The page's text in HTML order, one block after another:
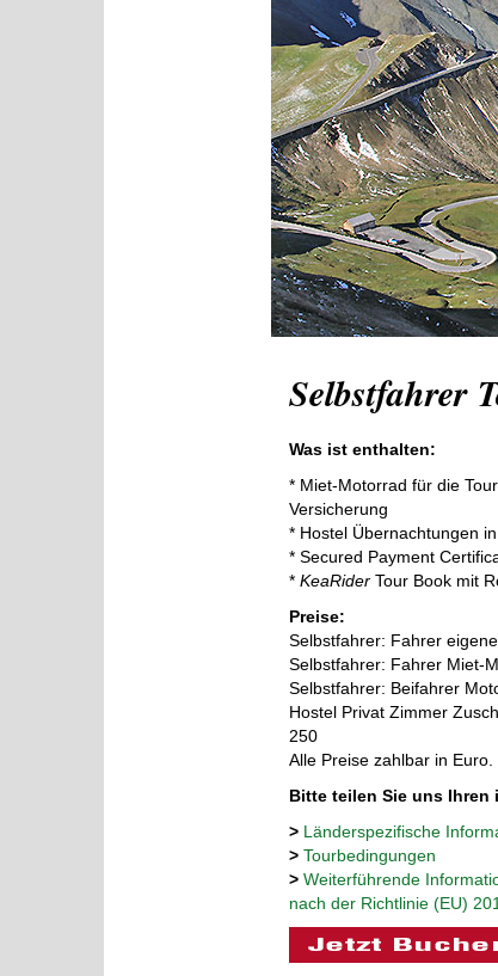
Selbstfahrer
Was ist enthalten:
* Miet-Motorrad für die
Versicherung
* Hostel Übernachtungen
* Secured Payment
* KeaRider Tour Book mit
Preise:
Selbstfahrer: Fahrer
Selbstfahrer: Fahrer Miet-
Selbstfahrer: Beifahrer
Hostel Privat Zimmer
250
Alle Preise zahlbar in Euro.
Bitte teilen Sie uns
> Länderspezifische
> Tourbedingungen
> Weiterführende
nach der Richtlinie (EU)